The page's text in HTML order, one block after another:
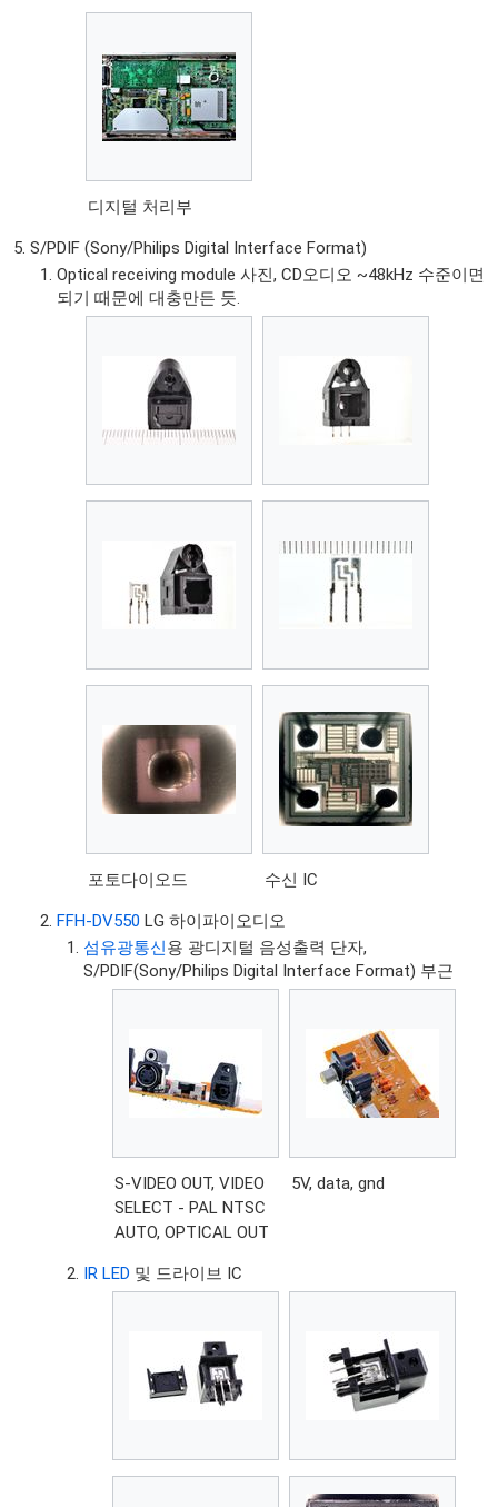
디지털 처리부
S/PDIF (Sony/Philips Digital Interface Format)
Optical receiving module 사진, CD오디오 ~48kHz 수준이면
되기 때문에 대충만든 듯.
포토다이오드 수신 IC
FFH-DV550 LG 하이파이오디오
섬유광통신용 광디지털 음성출력 단자,
S/PDIF(Sony/Philips Digital Interface Format) 부근
S-VIDEO OUT, VIDEO
SELECT - PAL NTSC
AUTO, OPTICAL OUT
5V, data, gnd
IR LED 및 드라이브 IC